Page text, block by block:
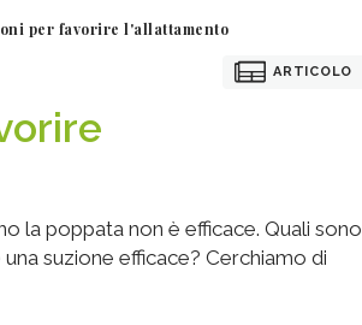
per favorire l'allattamento
ARTICOLO
la poppata non è efficace. Quali sono
suzione efficace? Cerchiamo di